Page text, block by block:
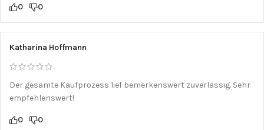
0 0
Katharina Hoffmann
Der gesamte Kaufprozess lief bemerkenswert zuverlässig. Sehr
empfehlenswert!
0 0